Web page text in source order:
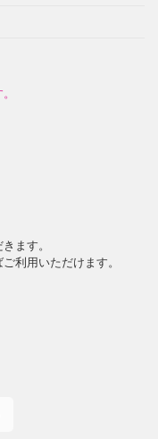
ます。
利用いただけます。